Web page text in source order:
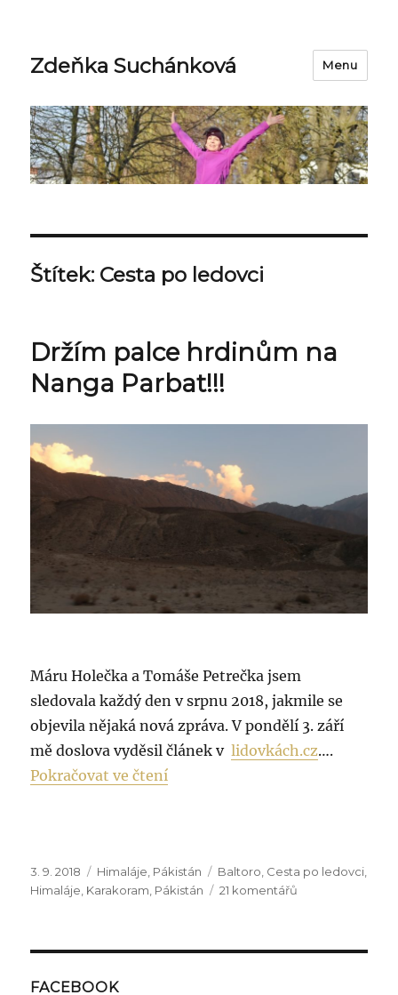
Zdeňka Suchánková Menu
Štítek: Cesta po ledovci
Držím palce hrdinům na
Nanga Parbat!!!
Máru Holečka a Tomáše Petrečka jsem
sledovala každý den v srpnu 2018, jakmile se
objevila nějaká nová zpráva. V pondělí 3. září
mě doslova vyděsil článek vlidovkách.cz….
Pokračovat ve čtení„Držím palce hrdinům na
Publikováno:
3. 9. 2018 Rubriky:
Himaláje Pákistán Štítky:
Baltoro Cesta po ledovci
Himaláje Karakoram Pákistán 21 komentářů
FACEBOOK